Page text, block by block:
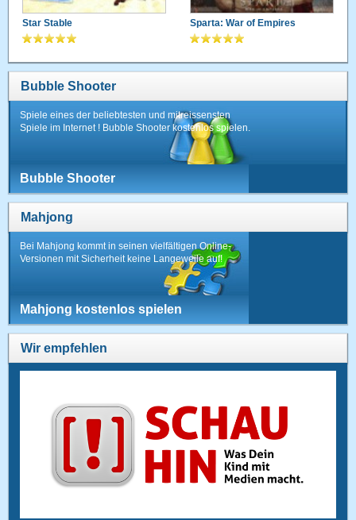
Star Stable Sparta: War of Empires
Bubble Shooter
Spiele eines der beliebtesten und mitreissensten
Spiele im Internet ! Bubble Shooter kostenlos spielen.
Bubble Shooter
Mahjong
Bei Mahjong kommt in seinen vielfältigen Online-
Versionen mit Sicherheit keine Langeweile auf!
Mahjong kostenlos spielen
Wir empfehlen